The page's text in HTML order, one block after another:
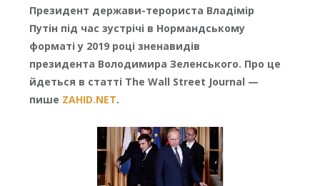
Президент держави-терориста Владімір
Путін під час зустрічі в Нормандському
форматі у 2019 році зненавидів
президента Володимира Зеленського. Про це
йдеться в статті The Wall Street Journal —
пише ZAHID.NET.